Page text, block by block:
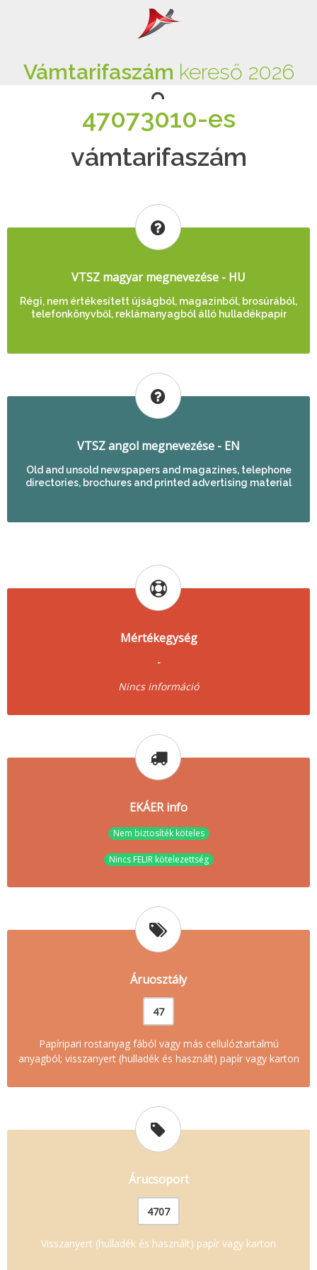
Vámtarifaszám kereső 2026
47073010-es
vámtarifaszám
VTSZ magyar megnevezése - HU
Régi, nem értékesített újságból, magazinból, brosúrából,
telefonkönyvből, reklámanyagból álló hulladékpapír
VTSZ angol megnevezése - EN
Old and unsold newspapers and magazines, telephone
directories, brochures and printed advertising material
Mértékegység
-
Nincs információ
EKÁER info
Nem biztosíték köteles
Nincs FELIR kötelezettség
Áruosztály
47
Papíripari rostanyag fából vagy más cellulóztartalmú
anyagból; visszanyert (hulladék és használt) papír vagy karton
Árucsoport
4707
Visszanyert (hulladék és használt) papír vagy karton